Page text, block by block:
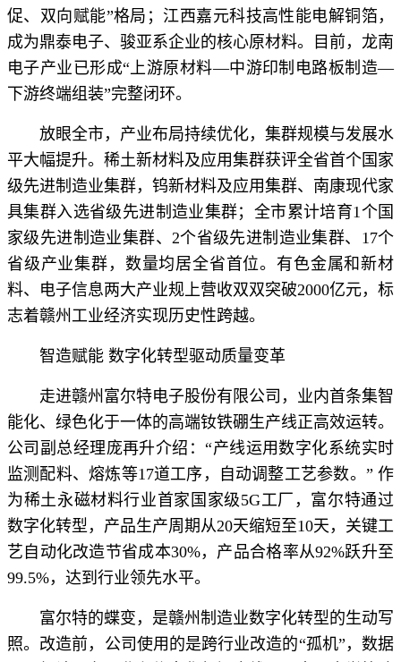
促、双向赋能”格局；江西嘉元科技高性能电解铜箔，
成为鼎泰电子、骏亚系企业的核心原材料。目前，龙南
电子产业已形成“上游原材料—中游印制电路板制造—
下游终端组装”完整闭环。
放眼全市，产业布局持续优化，集群规模与发展水
平大幅提升。稀土新材料及应用集群获评全省首个国家
级先进制造业集群，钨新材料及应用集群、南康现代家
具集群入选省级先进制造业集群；全市累计培育1个国
家级先进制造业集群、2个省级先进制造业集群、17个
省级产业集群，数量均居全省首位。有色金属和新材
料、电子信息两大产业规上营收双双突破2000亿元，标
志着赣州工业经济实现历史性跨越。
智造赋能 数字化转型驱动质量变革
走进赣州富尔特电子股份有限公司，业内首条集智
能化、绿色化于一体的高端钕铁硼生产线正高效运转。
公司副总经理庞再升介绍：“产线运用数字化系统实时
监测配料、熔炼等17道工序，自动调整工艺参数。” 作
为稀土永磁材料行业首家国家级5G工厂，富尔特通过
数字化转型，产品生产周期从20天缩短至10天，关键工
艺自动化改造节省成本30%，产品合格率从92%跃升至
99.5%，达到行业领先水平。
富尔特的蝶变，是赣州制造业数字化转型的生动写
照。改造前，公司使用的是跨行业改造的“孤机”，数据